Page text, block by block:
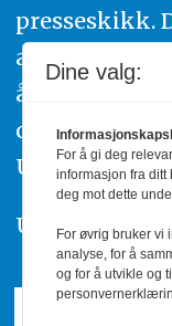
presseskikk.
av
å ta kontakt
også klage
Utvalg,
Utgiver: PBL
Dine valg:
For å gi deg
informasjon fra ditt
deg mot dette
For øvrig bruker vi
analyse, for å
og for å utvikle og